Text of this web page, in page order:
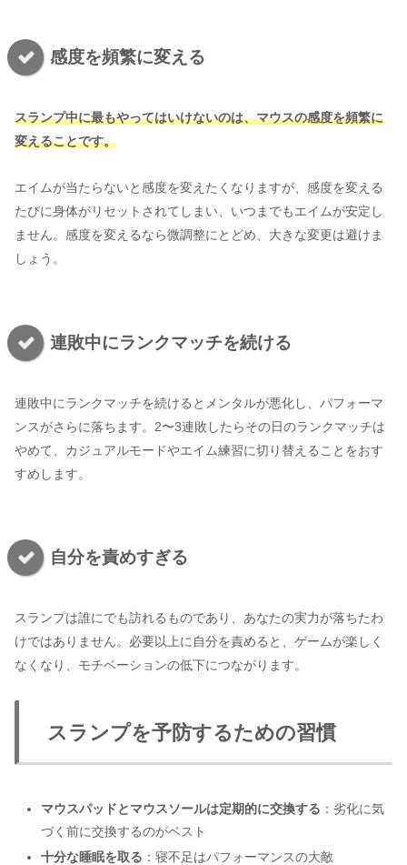
感度を頻繁に変える
スランプ中に最もやってはいけないのは、マウスの感度を頻繁に
変えることです。
エイムが当たらないと感度を変えたくなりますが、感度を変える
たびに身体がリセットされてしまい、いつまでもエイムが安定し
ません。感度を変えるなら微調整にとどめ、大きな変更は避けま
しょう。
連敗中にランクマッチを続ける
連敗中にランクマッチを続けるとメンタルが悪化し、パフォーマ
ンスがさらに落ちます。2〜3連敗したらその日のランクマッチは
やめて、カジュアルモードやエイム練習に切り替えることをおす
すめします。
自分を責めすぎる
スランプは誰にでも訪れるものであり、あなたの実力が落ちたわ
けではありません。必要以上に自分を責めると、ゲームが楽しく
なくなり、モチベーションの低下につながります。
スランプを予防するための習慣
マウスパッドとマウスソールは定期的に交換する ：劣化に気
づく前に交換するのがベスト
十分な睡眠を取る ：寝不足はパフォーマンスの大敵